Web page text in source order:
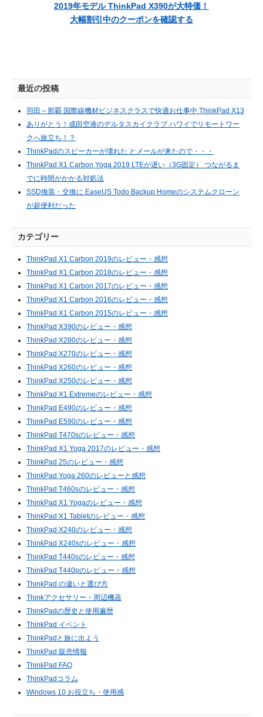
2019年モデル ThinkPad X390が大特価！
大幅割引中のクーポンを確認する
最近の投稿
羽田～那覇 国際線機材ビジネスクラスで快適お仕事中 ThinkPad X13
ありがとう！成田空港のデルタスカイクラブ ハワイでリモートワー
クへ旅立ち！？
ThinkPadのスピーカーが壊れた とメールが来たので・・・
ThinkPad X1 Carbon Yoga 2019 LTEが遅い（3G固定） つながるま
でに時間がかかる対処法
SSD換装・交換に EaseUS Todo Backup Homeのシステムクローン
が超便利だった
カテゴリー
ThinkPad X1 Carbon 2019のレビュー・感想
ThinkPad X1 Carbon 2018のレビュー・感想
ThinkPad X1 Carbon 2017のレビュー・感想
ThinkPad X1 Carbon 2016のレビュー・感想
ThinkPad X1 Carbon 2015のレビュー・感想
ThinkPad X390のレビュー・感想
ThinkPad X280のレビュー・感想
ThinkPad X270のレビュー・感想
ThinkPad X260のレビュー・感想
ThinkPad X250のレビュー・感想
ThinkPad X1 Extremeのレビュー・感想
ThinkPad E490のレビュー・感想
ThinkPad E590のレビュー・感想
ThinkPad T470sのレビュー・感想
ThinkPad X1 Yoga 2017のレビュー・感想
ThinkPad 25のレビュー・感想
ThinkPad Yoga 260のレビューと感想
ThinkPad T460sのレビュー・感想
ThinkPad X1 Yogaのレビュー・感想
ThinkPad X1 Tabletのレビュー・感想
ThinkPad X240のレビュー・感想
ThinkPad X240sのレビュー・感想
ThinkPad T440sのレビュー・感想
ThinkPad T440pのレビュー・感想
ThinkPad の違いと選び方
Thinkアクセサリー・周辺機器
ThinkPadの歴史と使用遍歴
ThinkPad イベント
ThinkPadと旅に出よう
ThinkPad 販売情報
ThinkPad FAQ
ThinkPadコラム
Windows 10 お役立ち・使用感